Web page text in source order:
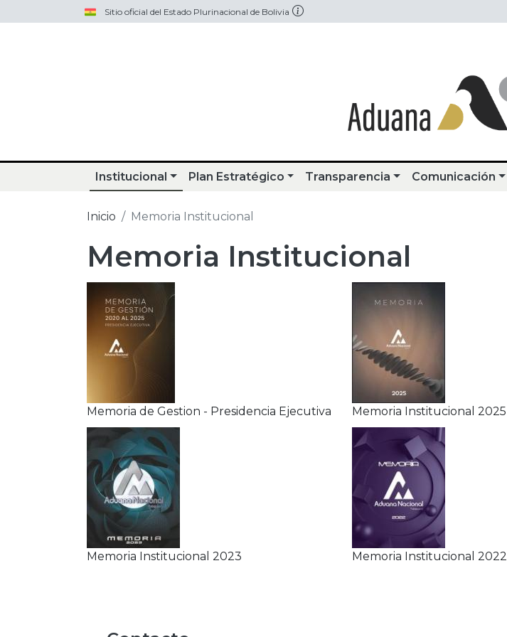
Pasar al contenido principalSitio oficial del Estado Plurinacional de Bolivia
Institucional Plan Estratégico Transparencia Comunicación
Inicio Memoria Institucional
Memoria Institucional
Memoria de Gestion - Presidencia Ejecutiva Memoria Institucional 2025
Memoria Institucional 2023 Memoria Institucional 2022